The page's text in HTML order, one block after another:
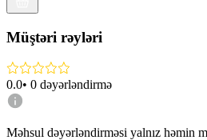
Müştəri rəyləri
0.0• 0 dəyərləndirmə
Məhsul dəyərləndirməsi yalnız həmin